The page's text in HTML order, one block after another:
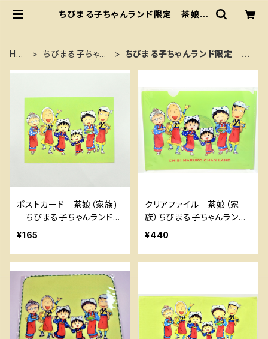
ちびまる子ちゃんランド限定 茶娘グ
HO
ちびまる子ちゃん
ちびまる子ちゃんランド限定 茶
ポストカード 茶娘（家族)
ちびまる子ちゃんランド限
定
¥165
クリアファイル 茶娘（家
族）ちびまる子ちゃんランド
限定
¥440